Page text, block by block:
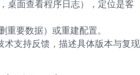
桌面查看程序日志），定位是客
要数据）或重建配置。
支持反馈，描述具体版本与复现